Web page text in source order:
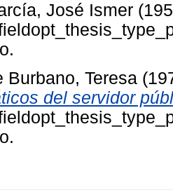
José Ismer
Burbano, Teresa
del servidor